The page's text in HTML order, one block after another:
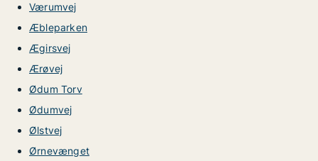
Værumvej
Æbleparken
Ægirsvej
Ærøvej
Ødum Torv
Ødumvej
Ølstvej
Ørnevænget